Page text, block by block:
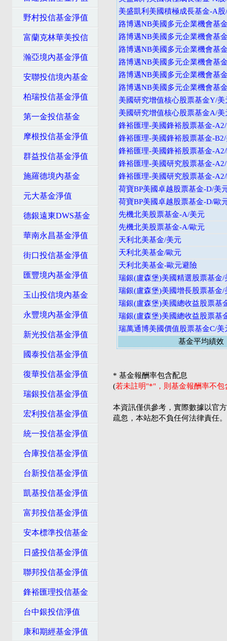
野村投信基金淨值
富蘭克林華美投信
瀚亞境內基金淨值
安聯投信境內基金
柏瑞投信基金淨值
第一金投信基金
摩根投信基金淨值
群益投信基金淨值
施羅德境內基金
元大基金淨值
德銀遠東DWS基金
華南永昌基金淨值
街口投信基金淨值
匯豐境內基金淨值
玉山投信境內基金
永豐境內基金淨值
新光投信基金淨值
國泰投信基金淨值
復華投信基金淨值
瑞銀投信基金淨值
宏利投信基金淨值
統一投信基金淨值
合庫投信基金淨值
台新投信基金淨值
凱基投信基金淨值
富邦投信基金淨值
安本標準投信基金
日盛投信基金淨值
聯邦投信基金淨值
鋒裕匯理投信基金
台中銀投信淨值
康和期經基金淨值
美盛凱利美國積極成長基金-A
路博邁NB美國多元企業機會基
路博邁NB美國多元企業機會基
路博邁NB美國多元企業機會基
路博邁NB美國多元企業機會基
路博邁NB美國多元企業機會基
路博邁NB美國多元企業機會基
美國研究增值核心股票基金Y/美
美國研究增值核心股票基金A/美
鋒裕匯理-美國鋒裕股票基金-
鋒裕匯理-美國鋒裕股票基金-
鋒裕匯理-美國鋒裕股票基金-
鋒裕匯理-美國研究股票基金-
鋒裕匯理-美國研究股票基金-
荷寶BP美國卓越股票基金-D/美
荷寶BP美國卓越股票基金-D/歐
先機北美股票基金-A/美元
先機北美股票基金-A/歐元
天利北美基金/美元
天利北美基金/歐元
天利北美基金-歐元避險
瑞銀(盧森堡)美國精選股票基金/
瑞銀(盧森堡)美國增長股票基金/
瑞銀(盧森堡)美國總收益股票基
瑞銀(盧森堡)美國總收益股票基
瑞萬通博美國價值股票基金C/美
基金平均績效
* 基金報酬率包含配息
(若未註明"*"，則基金報酬率不
本資訊僅供參考，實際數據以官
疏忽，本站恕不負任何法律責任。